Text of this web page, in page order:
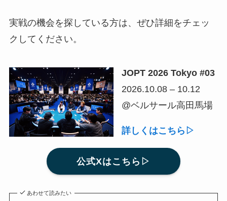
実戦の機会を探している方は、ぜひ詳細をチェッ
クしてください。
JOPT 2026 Tokyo #03
2026.10.08 – 10.12
@ベルサール高田馬場
詳しくはこちら▷
公式Xはこちら▷
あわせて読みたい